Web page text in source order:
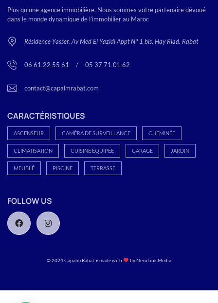
Plus qu'une agence immobilière, Nous sommes votre partenaire dévoué
dans le monde dynamique de l’immobilier au Maroc
Résidence Yasser. Av Med El Yazidi Appt N° 1 bis, Hay Riad. Rabat
06 61 22 55 61 / 05 37 71 01 62
contact@capalmrabat.com
CARACTÉRISTIQUES
ASCENSEUR CAMÉRA DE SURVEILLANCE CHEMINÉE
CLIMATISATION CUISINE ÉQUIPÉE GARAGE JARDIN
MEUBLÉ PISCINE TERRASSE
FOLLOW US
© 2024 Capalm Rabat • made with byNeroLink Media